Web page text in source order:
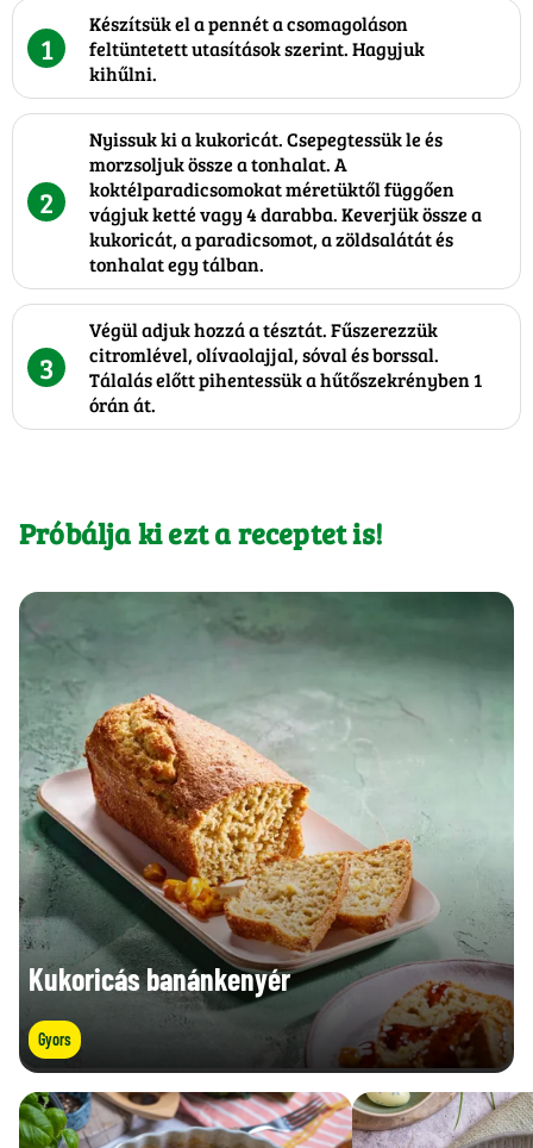
1
Készítsük el a pennét a csomagoláson
feltüntetett utasítások szerint. Hagyjuk
kihűlni.
2
Nyissuk ki a kukoricát. Csepegtessük le és
morzsoljuk össze a tonhalat. A
koktélparadicsomokat méretüktől függően
vágjuk ketté vagy 4 darabba. Keverjük össze a
kukoricát, a paradicsomot, a zöldsalátát és
tonhalat egy tálban.
3
Végül adjuk hozzá a tésztát. Fűszerezzük
citromlével, olívaolajjal, sóval és borssal.
Tálalás előtt pihentessük a hűtőszekrényben 1
órán át.
Próbálja ki ezt a receptet is!
Kukoricás banánkenyér
Gyors